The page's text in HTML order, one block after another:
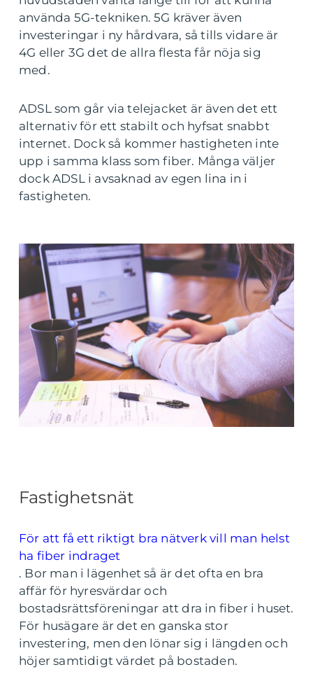
använda 5G-tekniken. 5G kräver även
investeringar i ny hårdvara, så tills vidare är
4G eller 3G det de allra flesta får nöja sig
med.
ADSL som går via telejacket är även det ett
alternativ för ett stabilt och hyfsat snabbt
internet. Dock så kommer hastigheten inte
upp i samma klass som fiber. Många väljer
dock ADSL i avsaknad av egen lina in i
fastigheten.
Fastighetsnät
För att få ett riktigt bra nätverk vill man helst
ha fiber indraget
. Bor man i lägenhet så är det ofta en bra
affär för hyresvärdar och
bostadsrättsföreningar att dra in fiber i huset.
För husägare är det en ganska stor
investering, men den lönar sig i längden och
höjer samtidigt värdet på bostaden.